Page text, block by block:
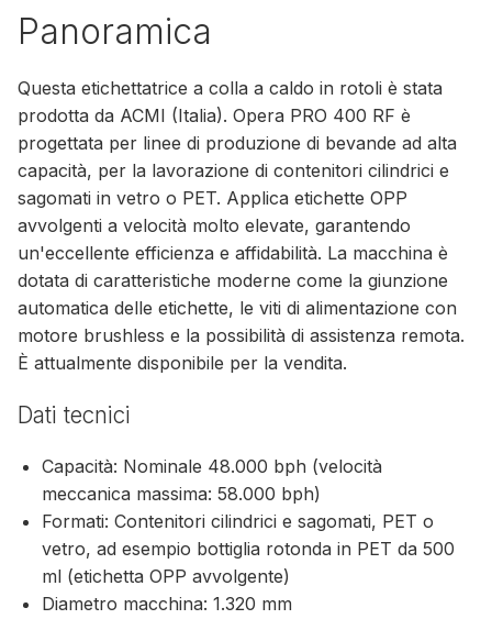
Panoramica
Questa etichettatrice a colla a caldo in rotoli è stata
prodotta da ACMI (Italia). Opera PRO 400 RF è
progettata per linee di produzione di bevande ad alta
capacità, per la lavorazione di contenitori cilindrici e
sagomati in vetro o PET. Applica etichette OPP
avvolgenti a velocità molto elevate, garantendo
un'eccellente efficienza e affidabilità. La macchina è
dotata di caratteristiche moderne come la giunzione
automatica delle etichette, le viti di alimentazione con
motore brushless e la possibilità di assistenza remota.
È attualmente disponibile per la vendita.
Dati tecnici
Capacità: Nominale 48.000 bph (velocità
meccanica massima: 58.000 bph)
Formati: Contenitori cilindrici e sagomati, PET o
vetro, ad esempio bottiglia rotonda in PET da 500
ml (etichetta OPP avvolgente)
Diametro macchina: 1.320 mm